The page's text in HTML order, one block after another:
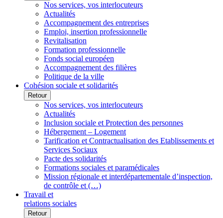
Nos services, vos interlocuteurs
Actualités
Accompagnement des entreprises
Emploi, insertion professionnelle
Revitalisation
Formation professionnelle
Fonds social européen
Accompagnement des filières
Politique de la ville
Cohésion sociale et solidarités
Retour
Nos services, vos interlocuteurs
Actualités
Inclusion sociale et Protection des personnes
Hébergement – Logement
Tarification et Contractualisation des Etablissements et
Services Sociaux
Pacte des solidarités
Formations sociales et paramédicales
Mission régionale et interdépartementale d’inspection,
de contrôle et (…)
Travail et
relations sociales
Retour